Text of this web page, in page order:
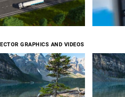
GRAPHICS AND VIDEOS